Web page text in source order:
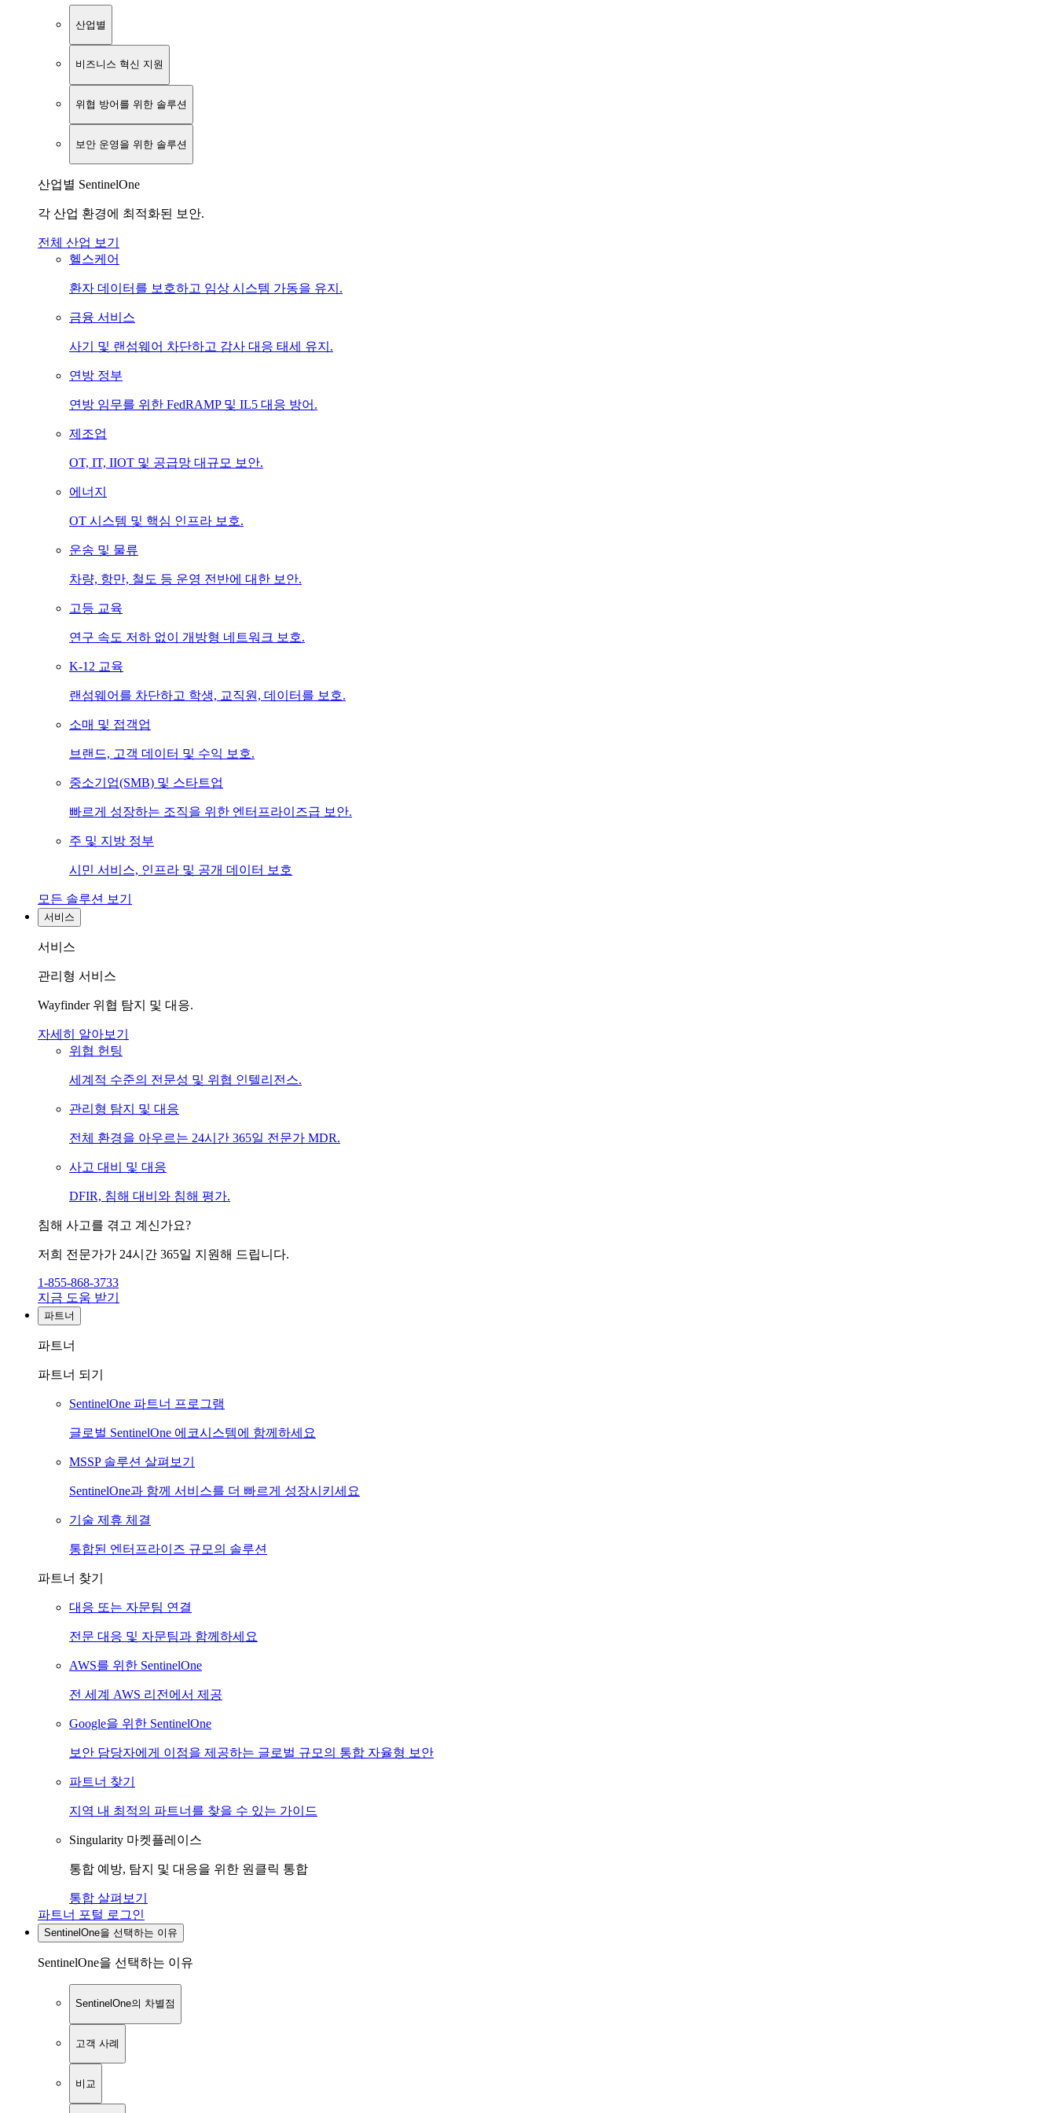
산업별
비즈니스 혁신 지원
위협 방어를 위한 솔루션
보안 운영을 위한 솔루션
산업별 SentinelOne
각 산업 환경에 최적화된 보안.
전체 산업 보기
헬스케어
환자 데이터를 보호하고 임상 시스템 가동을 유지.
금융 서비스
사기 및 랜섬웨어 차단하고 감사 대응 태세 유지.
연방 정부
연방 임무를 위한 FedRAMP 및 IL5 대응 방어.
제조업
OT, IT, IIOT 및 공급망 대규모 보안.
에너지
OT 시스템 및 핵심 인프라 보호.
운송 및 물류
차량, 항만, 철도 등 운영 전반에 대한 보안.
고등 교육
연구 속도 저하 없이 개방형 네트워크 보호.
K-12 교육
랜섬웨어를 차단하고 학생, 교직원, 데이터를 보호.
소매 및 접객업
브랜드, 고객 데이터 및 수익 보호.
중소기업(SMB) 및 스타트업
빠르게 성장하는 조직을 위한 엔터프라이즈급 보안.
주 및 지방 정부
시민 서비스, 인프라 및 공개 데이터 보호
모든 솔루션 보기
서비스
서비스
관리형 서비스
Wayfinder 위협 탐지 및 대응.
자세히 알아보기
위협 헌팅
세계적 수준의 전문성 및 위협 인텔리전스.
관리형 탐지 및 대응
전체 환경을 아우르는 24시간 365일 전문가 MDR.
사고 대비 및 대응
DFIR, 침해 대비와 침해 평가.
침해 사고를 겪고 계신가요?
저희 전문가가 24시간 365일 지원해 드립니다.
1-855-868-3733
지금 도움 받기
파트너
파트너
파트너 되기
SentinelOne 파트너 프로그램
글로벌 SentinelOne 에코시스템에 함께하세요
MSSP 솔루션 살펴보기
SentinelOne과 함께 서비스를 더 빠르게 성장시키세요
기술 제휴 체결
통합된 엔터프라이즈 규모의 솔루션
파트너 찾기
대응 또는 자문팀 연결
전문 대응 및 자문팀과 함께하세요
AWS를 위한 SentinelOne
전 세계 AWS 리전에서 제공
Google을 위한 SentinelOne
보안 담당자에게 이점을 제공하는 글로벌 규모의 통합 자율형 보안
파트너 찾기
지역 내 최적의 파트너를 찾을 수 있는 가이드
Singularity 마켓플레이스
통합 예방, 탐지 및 대응을 위한 원클릭 통합
통합 살펴보기
파트너 포털 로그인
SentinelOne을 선택하는 이유
SentinelOne을 선택하는 이유
SentinelOne의 차별점
고객 사례
비교